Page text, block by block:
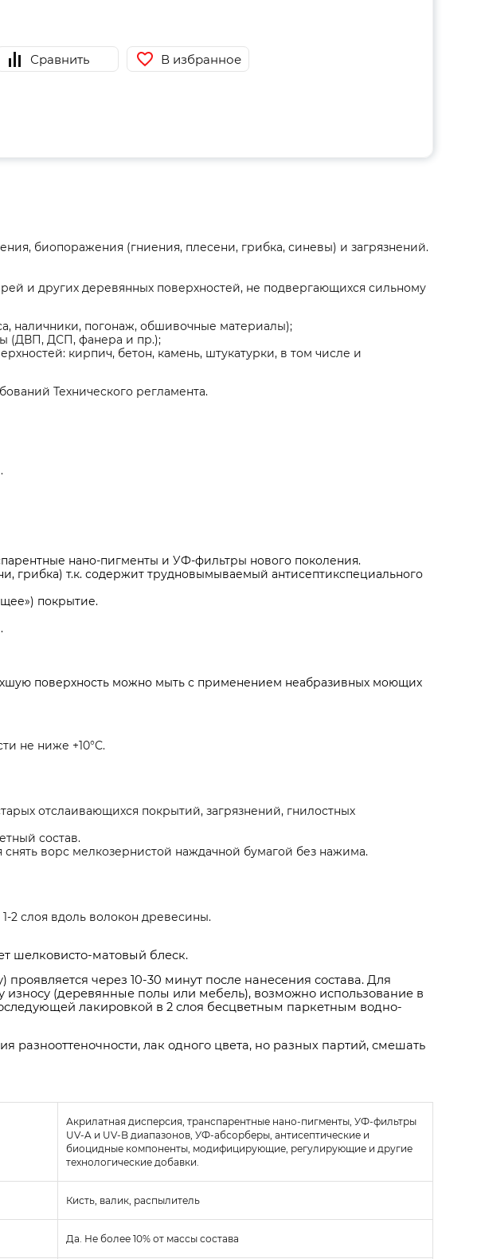
Сравнить В избранное
биопоражения (гниения, плесени, грибка, синевы) и загрязнений.
и других деревянных поверхностей, не подвергающихся сильному
наличники, погонаж, обшивочные материалы);
(ДВП, ДСП, фанера и пр.);
кирпич, бетон, камень, штукатурки, в том числе и
Технического регламента.
нано-пигменты и УФ-фильтры нового поколения.
грибка) т.к. содержит трудновымываемый антисептикспециального
покрытие.
поверхность можно мыть с применением неабразивных моющих
не ниже +10°С.
отслаивающихся покрытий, загрязнений, гнилостных
состав.
ворс мелкозернистой наждачной бумагой без нажима.
2 слоя вдоль волокон древесины.
шелковисто-матовый блеск.
через 10-30 минут после нанесения состава. Для
(деревянные полы или мебель), возможно использование в
лакировкой в 2 слоя бесцветным паркетным водно-
лак одного цвета, но разных партий, смешать
Акрилатная дисперсия, транспарентные нано-пигменты, УФ-фильтры
UV-A и UV-B диапазонов, УФ-абсорберы, антисептические и
биоцидные компоненты, модифицирующие, регулирующие и другие
технологические добавки.
Кисть, валик, распылитель
Да. Не более 10% от массы состава